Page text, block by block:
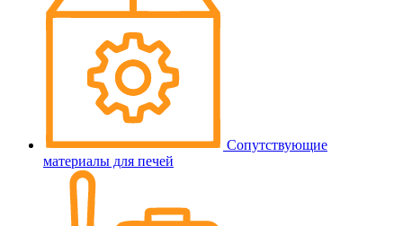
Сопутствующие
материалы для печей